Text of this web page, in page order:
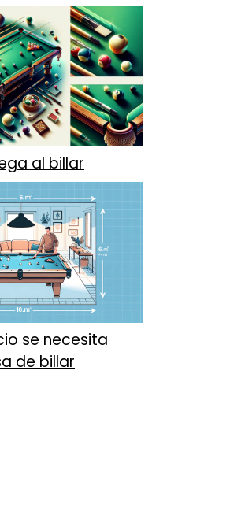
al billar
se necesita
de billar